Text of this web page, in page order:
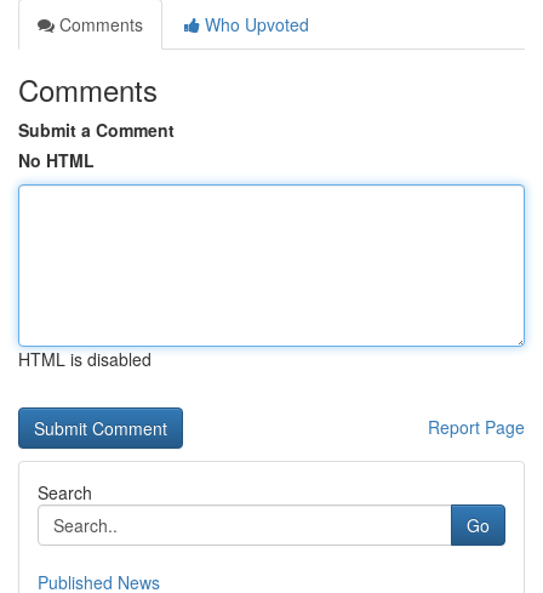
Comments
Who Upvoted
Comments
Submit a Comment
No HTML
HTML is disabled
Report Page
Search
Go
Published News